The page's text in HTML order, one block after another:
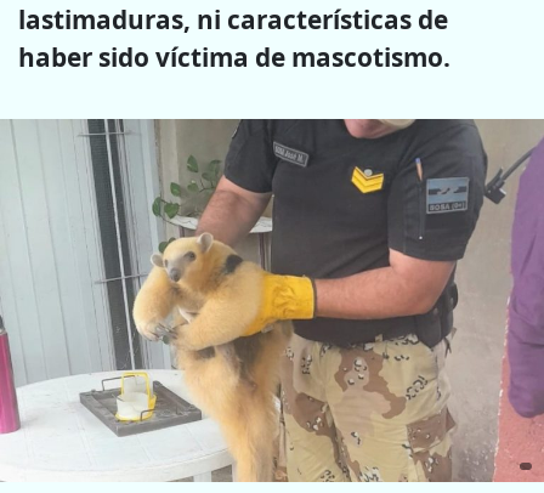
lastimaduras, ni características de
haber sido víctima de mascotismo.